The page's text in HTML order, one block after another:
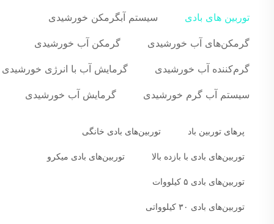
توربین های بادی سیستم آبگرمکن خورشیدی
گرمکن‌های آب خورشیدی گرمکن آب خورشیدی
گرم‌کننده آب خورشیدی گرمایش آب با انرژی خورشیدی
سیستم آب گرم خورشیدی گرمایش آب خورشیدی
پرهای توربین باد توربین‌های بادی خانگی
توربین‌های بادی با بازده بالا توربین‌های بادی میکرو
توربین‌های بادی ۵ کیلووات
توربین‌های بادی ۳۰ کیلوواتی